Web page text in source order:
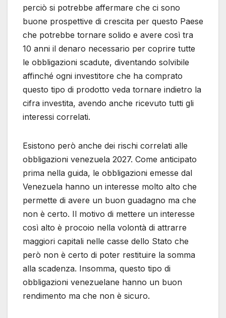
perciò si potrebbe affermare che ci sono
buone prospettive di crescita per questo Paese
che potrebbe tornare solido e avere così tra
10 anni il denaro necessario per coprire tutte
le obbligazioni scadute, diventando solvibile
affinché ogni investitore che ha comprato
questo tipo di prodotto veda tornare indietro la
cifra investita, avendo anche ricevuto tutti gli
interessi correlati.
Esistono però anche dei rischi correlati alle
obbligazioni venezuela 2027. Come anticipato
prima nella guida, le obbligazioni emesse dal
Venezuela hanno un interesse molto alto che
permette di avere un buon guadagno ma che
non è certo. Il motivo di mettere un interesse
così alto è procoio nella volontà di attrarre
maggiori capitali nelle casse dello Stato che
però non è certo di poter restituire la somma
alla scadenza. Insomma, questo tipo di
obbligazioni venezuelane hanno un buon
rendimento ma che non è sicuro.